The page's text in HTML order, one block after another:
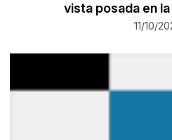
vista posada en
11/10/